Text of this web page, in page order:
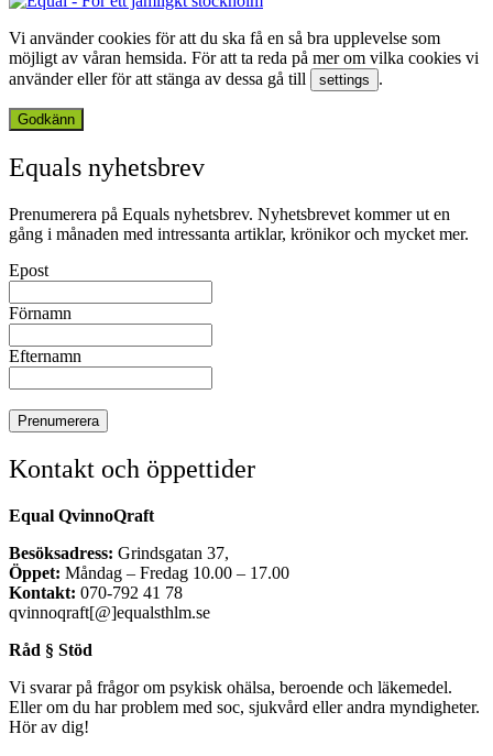
Vi använder cookies för att du ska få en så bra upplevelse som
möjligt av våran hemsida. För att ta reda på mer om vilka cookies vi
använder eller för att stänga av dessa gå till
settings .
Godkänn
Equals nyhetsbrev
Prenumerera på Equals nyhetsbrev. Nyhetsbrevet kommer ut en
gång i månaden med intressanta artiklar, krönikor och mycket mer.
Epost
Förnamn
Efternamn
Kontakt och öppettider
Equal QvinnoQraft
Besöksadress: Grindsgatan 37,
Öppet: Måndag – Fredag 10.00 – 17.00
Kontakt: 070-792 41 78
qvinnoqraft[@]equalsthlm.se
Råd § Stöd
Vi svarar på frågor om psykisk ohälsa, beroende och läkemedel.
Eller om du har problem med soc, sjukvård eller andra myndigheter.
Hör av dig!